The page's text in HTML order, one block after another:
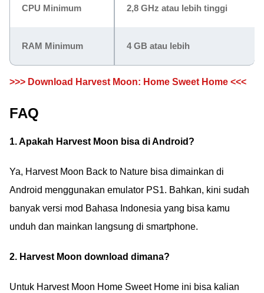
CPU Minimum 2,8 GHz atau lebih tinggi
RAM Minimum 4 GB atau lebih
>>> Download Harvest Moon: Home Sweet Home <<<
FAQ
1. Apakah Harvest Moon bisa di Android?
Ya, Harvest Moon Back to Nature bisa dimainkan di
Android menggunakan emulator PS1. Bahkan, kini sudah
banyak versi mod Bahasa Indonesia yang bisa kamu
unduh dan mainkan langsung di smartphone.
2. Harvest Moon download dimana?
Untuk Harvest Moon Home Sweet Home ini bisa kalian